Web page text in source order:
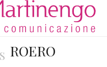
ROERO